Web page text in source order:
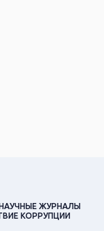
ЖУРНАЛЫ
КОРРУПЦИИ